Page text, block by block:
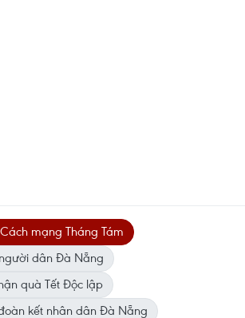
mạng Tháng Tám
dân Đà Nẵng
quà Tết Độc lập
kết nhân dân Đà Nẵng